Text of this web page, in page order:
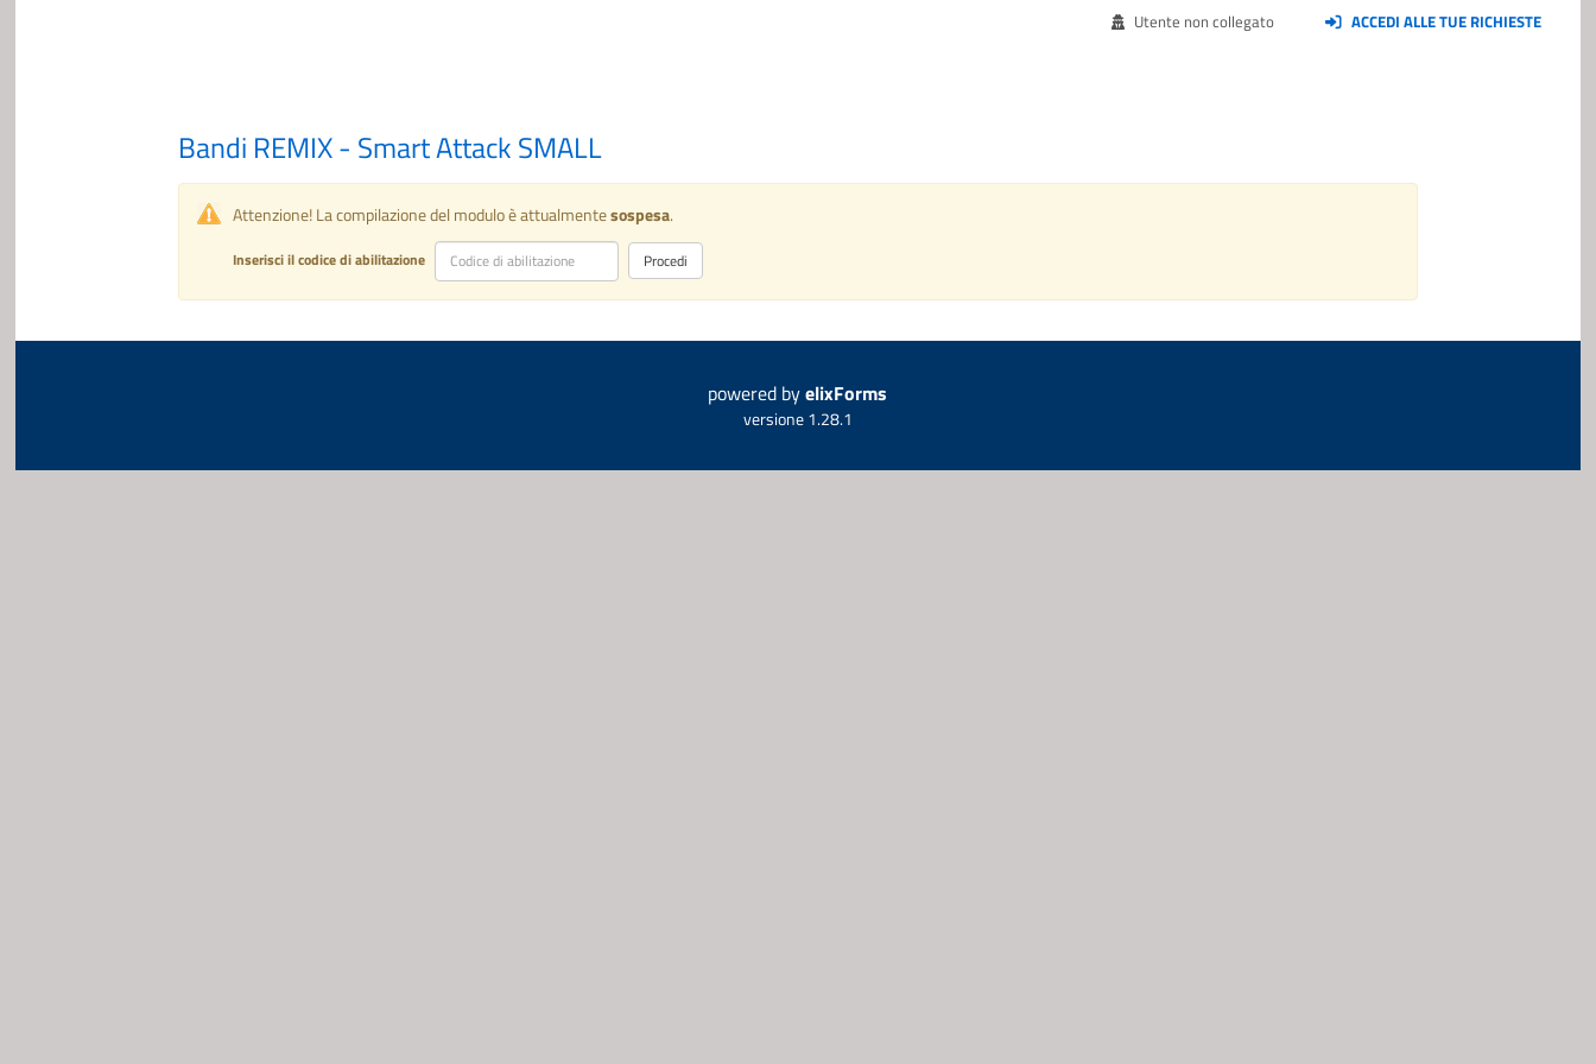
Utente non collegato ACCEDI ALLE TUE RICHIESTE
Bandi REMIX - Smart Attack SMALL
Attenzione! La compilazione del modulo è attualmentesospesa.
Inserisci il codice di abilitazione
powered byelixForms
versione 1.28.1